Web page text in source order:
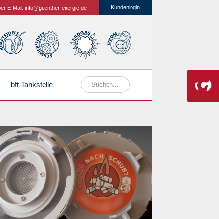
E-Mail: info@guenther-energie.de Kundenlogin
bft-Tankstelle